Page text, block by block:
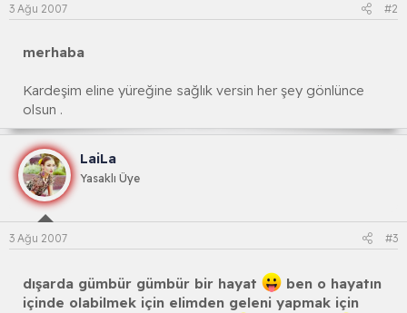
3 Ağu 2007 #2
merhaba
Kardeşim eline yüreğine sağlık versin her şey gönlünce
olsun .
LaiLa
Yasaklı Üye
3 Ağu 2007 #3
dışarda gümbür gümbür bir hayat
ben o hayatın
içinde olabilmek için elimden geleni yapmak için